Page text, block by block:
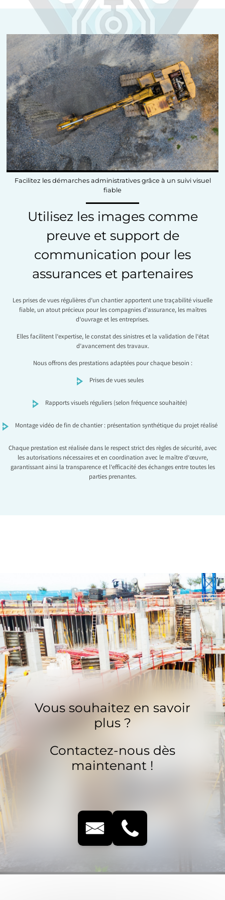
Facilitez les démarches administratives grâce à un suivi visuel
fiable
Utilisez les images comme
preuve et support de
communication pour les
assurances et partenaires
Les prises de vues régulières d’un chantier apportent une traçabilité visuelle
fiable, un atout précieux pour les compagnies d’assurance, les maîtres
d’ouvrage et les entreprises.
Elles facilitent l’expertise, le constat des sinistres et la validation de l’état
d’avancement des travaux.
Nous offrons des prestations adaptées pour chaque besoin :
Prises de vues seules
Rapports visuels réguliers (selon fréquence souhaitée)
Montage vidéo de fin de chantier : présentation synthétique du projet réalisé
Chaque prestation est réalisée dans le respect strict des règles de sécurité, avec
les autorisations nécessaires et en coordination avec le maître d’œuvre,
garantissant ainsi la transparence et l’efficacité des échanges entre toutes les
parties prenantes.
Vous souhaitez en savoir
plus ?
Contactez-nous dès
maintenant !